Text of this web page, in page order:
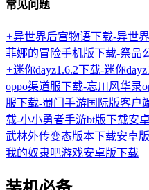
常见问题
+异世界后宫物语下载-异世
菲娜的冒险手机版下载-祭品
+迷你dayz1.6.2下载-迷你
oppo渠道服下载-忘川风华录
服下载-蜀门手游国际版客户
载-小小勇者手游bt版下载安
武林外传变态版本下载安卓版
我的奴隶吧游戏安卓版下载